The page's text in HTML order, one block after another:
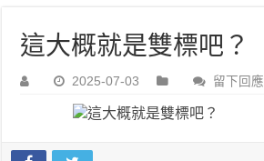
這大概就是雙標吧？
2025-07-03 留下回應